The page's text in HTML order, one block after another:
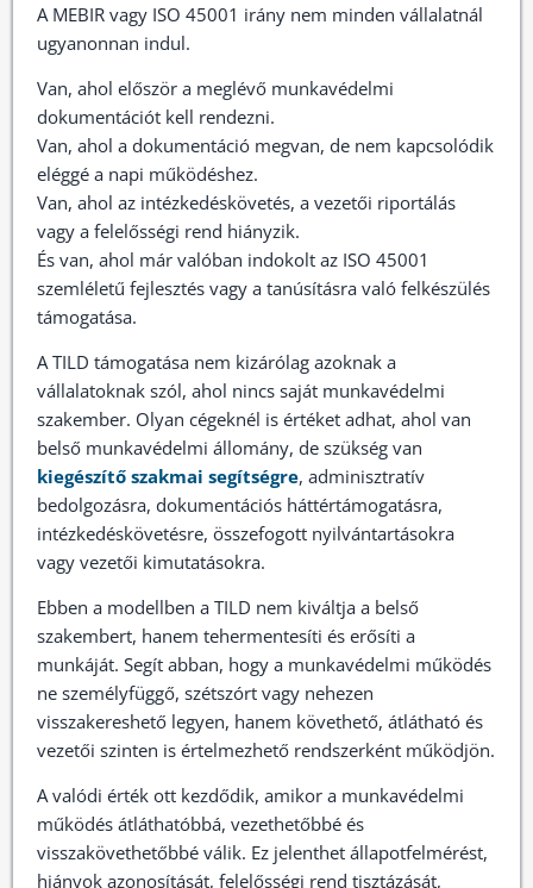
A MEBIR vagy ISO 45001 irány nem minden vállalatnál
ugyanonnan indul.
Van, ahol először a meglévő munkavédelmi
dokumentációt kell rendezni.
Van, ahol a dokumentáció megvan, de nem kapcsolódik
eléggé a napi működéshez.
Van, ahol az intézkedéskövetés, a vezetői riportálás
vagy a felelősségi rend hiányzik.
És van, ahol már valóban indokolt az ISO 45001
szemléletű fejlesztés vagy a tanúsításra való felkészülés
támogatása.
A TILD támogatása nem kizárólag azoknak a
vállalatoknak szól, ahol nincs saját munkavédelmi
szakember. Olyan cégeknél is értéket adhat, ahol van
belső munkavédelmi állomány, de szükség van
kiegészítő szakmai segítségre, adminisztratív
bedolgozásra, dokumentációs háttértámogatásra,
intézkedéskövetésre, összefogott nyilvántartásokra
vagy vezetői kimutatásokra.
Ebben a modellben a TILD nem kiváltja a belső
szakembert, hanem tehermentesíti és erősíti a
munkáját. Segít abban, hogy a munkavédelmi működés
ne személyfüggő, szétszórt vagy nehezen
visszakereshető legyen, hanem követhető, átlátható és
vezetői szinten is értelmezhető rendszerként működjön.
A valódi érték ott kezdődik, amikor a munkavédelmi
működés átláthatóbbá, vezethetőbbé és
visszakövethetőbbé válik. Ez jelenthet állapotfelmérést,
hiányok azonosítását, felelősségi rend tisztázását,